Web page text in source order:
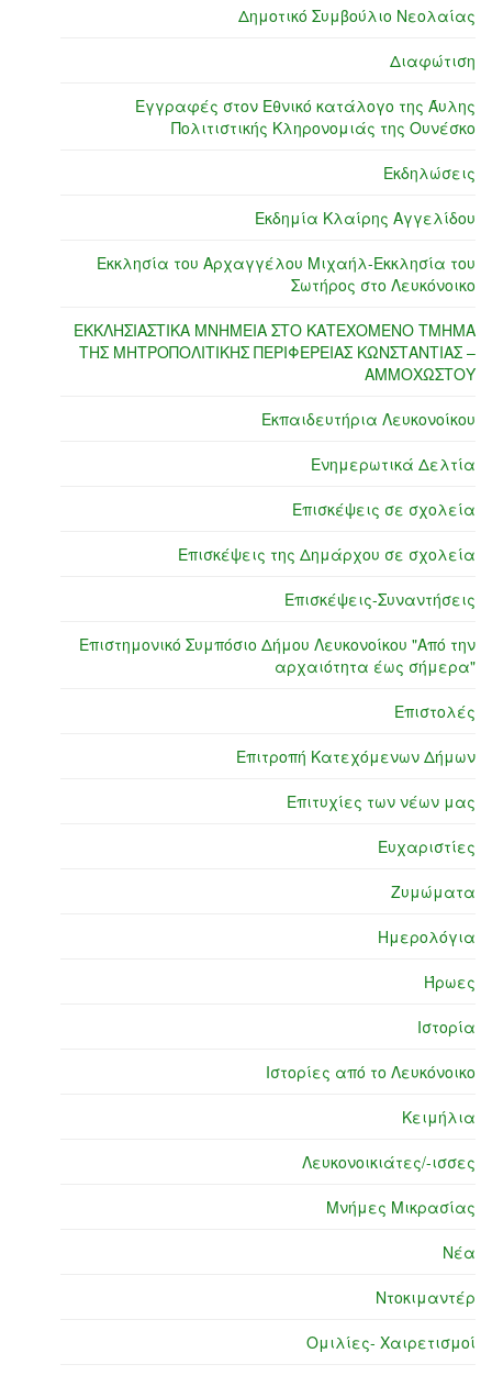
Δημοτικό Συμβούλιο Νεολαίας
Διαφώτιση
Εγγραφές στον Εθνικό κατάλογο της Άυλης
Πολιτιστικής Κληρονομιάς της Ουνέσκο
Εκδηλώσεις
Εκδημία Κλαίρης Αγγελίδου
Εκκλησία του Αρχαγγέλου Μιχαήλ-Εκκλησία του
Σωτήρος στο Λευκόνοικο
ΕΚΚΛΗΣΙΑΣΤΙΚΑ ΜΝΗΜΕΙΑ ΣΤΟ ΚΑΤΕΧΟΜΕΝΟ ΤΜΗΜΑ
ΤΗΣ ΜΗΤΡΟΠΟΛΙΤΙΚΗΣ ΠΕΡΙΦΕΡΕΙΑΣ ΚΩΝΣΤΑΝΤΙΑΣ –
ΑΜΜΟΧΩΣΤΟΥ
Εκπαιδευτήρια Λευκονοίκου
Ενημερωτικά Δελτία
Επισκέψεις σε σχολεία
Επισκέψεις της Δημάρχου σε σχολεία
Επισκέψεις-Συναντήσεις
Επιστημονικό Συμπόσιο Δήμου Λευκονοίκου "Από την
αρχαιότητα έως σήμερα"
Επιστολές
Επιτροπή Κατεχόμενων Δήμων
Επιτυχίες των νέων μας
Ευχαριστίες
Ζυμώματα
Ημερολόγια
Ήρωες
Ιστορία
Ιστορίες από το Λευκόνοικο
Κειμήλια
Λευκονοικιάτες/-ισσες
Μνήμες Μικρασίας
Νέα
Ντοκιμαντέρ
Ομιλίες- Χαιρετισμοί